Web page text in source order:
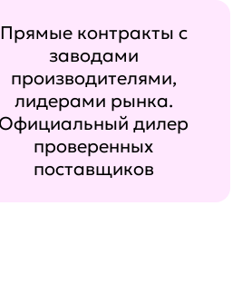
Прямые контракты с
заводами
производителями,
лидерами рынка.
Официальный дилер
проверенных
поставщиков